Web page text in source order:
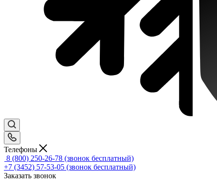
Телефоны
8 (800) 250-26-78 (звонок бесплатный)
+7 (3452) 57-53-05 (звонок бесплатный)
Заказать звонок